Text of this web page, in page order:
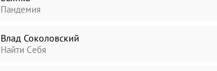
Пандемия
Влад Соколовский
Найти Cебя